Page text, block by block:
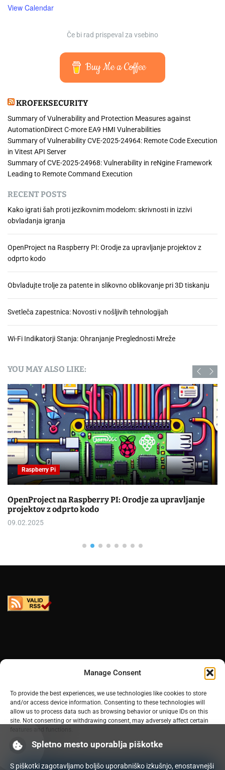
Manage Consent
To provide the best experiences, we use technologies like cookies to store
and/or access device information. Consenting to these technologies will
allow us to process data such as browsing behavior or unique IDs on this
site. Not consenting or withdrawing consent, may adversely affect certain
features and functions.
Manage services
View Calendar
Če bi rad prispeval za vsebino
Buy Me a Coffee
KROFEKSECURITY
Summary of Vulnerability and Protection Measures against
AutomationDirect C-more EA9 HMI Vulnerabilities
Summary of Vulnerability CVE-2025-24964: Remote Code Execution
in Vitest API Server
Summary of CVE-2025-24968: Vulnerability in reNgine Framework
Leading to Remote Command Execution
RECENT POSTS
Kako igrati šah proti jezikovnim modelom: skrivnosti in izzivi
obvladanja igranja
OpenProject na Raspberry PI: Orodje za upravljanje projektov z
odprto kodo
Obvladujte trolje za patente in slikovno oblikovanje pri 3D tiskanju
Svetleča zapestnica: Novosti v nošljivih tehnologijah
Wi-Fi Indikatorji Stanja: Ohranjanje Preglednosti Mreže
YOU MAY ALSO LIKE:
Raspberry Pi
OpenProject na Raspberry PI: Orodje za upravljanje
projektov z odprto kodo
09.02.2025
Spletno mesto uporablja piškotke
S piškotki zagotavljamo boljšo uporabniško izkušnjo, enostavnejši